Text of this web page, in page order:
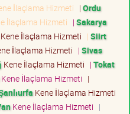
İlaçlama Hizmeti | Ordu
İlaçlama Hizmeti | Sakarya
İlaçlama Hizmeti | Siirt
İlaçlama Hizmeti | Sivas
Kene İlaçlama Hizmeti | Tokat
Kene İlaçlama Hizmeti |
Kene İlaçlama Hizmeti
Kene İlaçlama Hizmeti |